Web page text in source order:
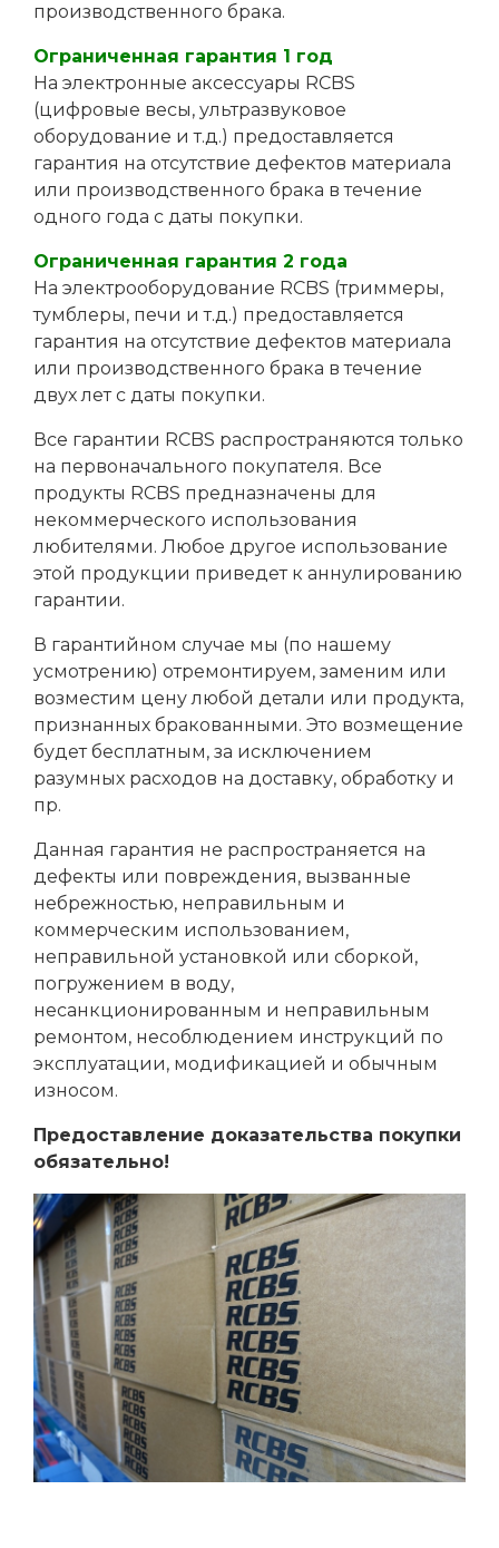
производственного брака.
Ограниченная гарантия 1 год
На электронные аксессуары RCBS
(цифровые весы, ультразвуковое
оборудование и т.д.) предоставляется
гарантия на отсутствие дефектов материала
или производственного брака в течение
одного года с даты покупки.
Ограниченная гарантия 2 года
На электрооборудование RCBS (триммеры,
тумблеры, печи и т.д.) предоставляется
гарантия на отсутствие дефектов материала
или производственного брака в течение
двух лет с даты покупки.
Все гарантии RCBS распространяются только
на первоначального покупателя. Все
продукты RCBS предназначены для
некоммерческого использования
любителями. Любое другое использование
этой продукции приведет к аннулированию
гарантии.
В гарантийном случае мы (по нашему
усмотрению) отремонтируем, заменим или
возместим цену любой детали или продукта,
признанных бракованными. Это возмещение
будет бесплатным, за исключением
разумных расходов на доставку, обработку и
пр.
Данная гарантия не распространяется на
дефекты или повреждения, вызванные
небрежностью, неправильным и
коммерческим использованием,
неправильной установкой или сборкой,
погружением в воду,
несанкционированным и неправильным
ремонтом, несоблюдением инструкций по
эксплуатации, модификацией и обычным
износом.
Предоставление доказательства покупки
обязательно!